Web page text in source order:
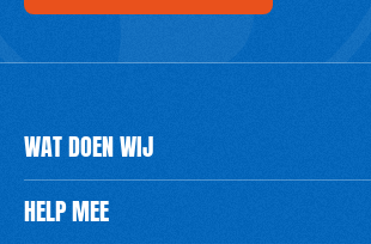
WAT DOEN WIJ
HELP MEE